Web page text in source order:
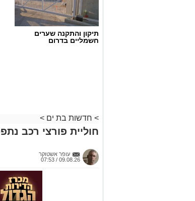
תיקון והתקנה שערים
חשמליים בדרום
> חדשות בת ים >
חוליית פורצי רכב
עופר אשטוקר
09.08.26 / 07:53